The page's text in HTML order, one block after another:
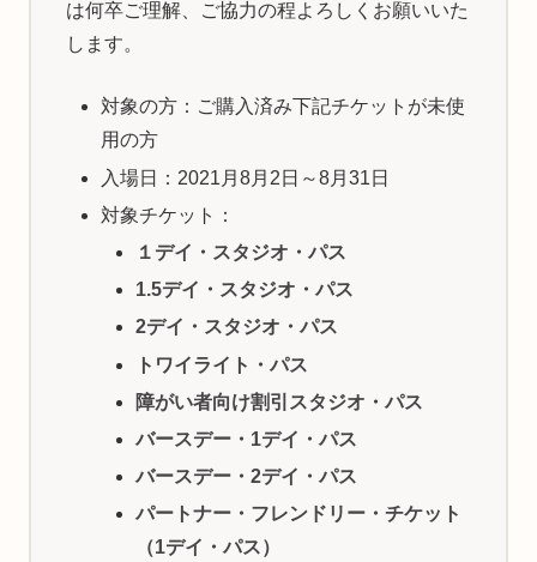
は何卒ご理解、ご協力の程よろしくお願いいた
します。
対象の方：ご購入済み下記チケットが未使
用の方
入場日：2021月8月2日～8月31日
対象チケット：
１デイ・スタジオ・パス
1.5デイ・スタジオ・パス
2デイ・スタジオ・パス
トワイライト・パス
障がい者向け割引スタジオ・パス
バースデー・1デイ・パス
バースデー・2デイ・パス
パートナー・フレンドリー・チケット
（1デイ・パス）